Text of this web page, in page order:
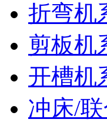
折弯机
剪板机
开槽机
冲床/